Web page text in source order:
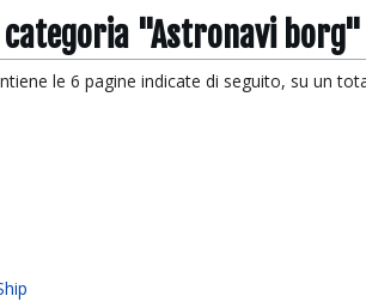
categoria "Astronavi borg"
le 6 pagine indicate di seguito, su un